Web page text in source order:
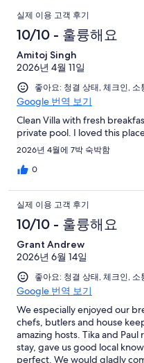
후
기
135
후
중
22
개
개
이
후
기
중
개
163
개
이
용
후
기
개
별
로
요.
163
개
이
용
후
기
중
개
이
용
후
기
실제 이용 고객 후기
10/10 - 훌륭해요
Amitoj Singh
2026년 4월 11일
좋아요: 청결 상태, 체크인, 소
Google 번역 보기
Clean Villa with fresh
private pool. I loved this
2026년 4월에 7박 숙박함
0
실제 이용 고객 후기
10/10 - 훌륭해요
Grant Andrew
2026년 6월 14일
좋아요: 청결 상태, 체크인, 소
Google 번역 보기
We especially enjoyed our
chefs, butlers and house
amazing hosts. Tika and
stay, gave us good local
perfect. We would gladly